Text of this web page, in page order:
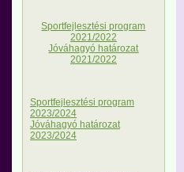
Sportfejlesztési program
2021/2022
Jóváhagyó határozat
2021/2022
Sportfejlesztési program
2023/2024
Jóváhagyó határozat
2023/2024